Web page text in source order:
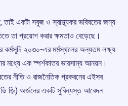
তাই একটা সবুজ ও স্বাস্থ্যকর ভবিষতের জন্য
তা প্রয়োগ করার ক্ষমতাও বেড়েছে।
কর্মসূচি ২০৩০-এর মর্মস্থলের অন্যতম লক্ষ্য
মধ্যে এক স্পর্শকাতর ভারসাম্য আনয়ন।
নীতি ও রাজনৈতিক প্রকরনের এইসব
জ়ি) অর্জনের একটি সুবিন্যস্ত আবেদন